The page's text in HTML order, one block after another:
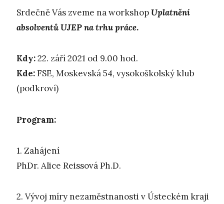
Srdečně Vás zveme na workshopUplatnění
absolventů UJEP na trhu práce.
Kdy:22. září 2021 od 9.00 hod.
Kde:FSE, Moskevská 54, vysokoškolský klub
(podkroví)
Program:
1. Zahájení
PhDr. Alice Reissová Ph.D.
2. Vývoj míry nezaměstnanosti v Ústeckém kraji